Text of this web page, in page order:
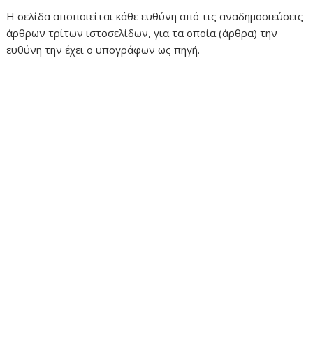
Η σελίδα αποποιείται κάθε ευθύνη από τις αναδημοσιεύσεις
άρθρων τρίτων ιστοσελίδων, για τα οποία (άρθρα) την
ευθύνη την έχει ο υπογράφων ως πηγή.